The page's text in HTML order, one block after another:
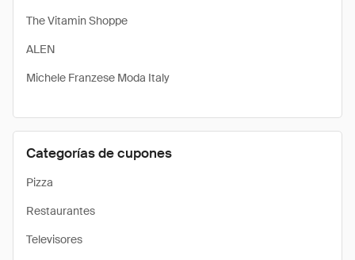
The Vitamin Shoppe
ALEN
Michele Franzese Moda Italy
Categorías de cupones
Pizza
Restaurantes
Televisores